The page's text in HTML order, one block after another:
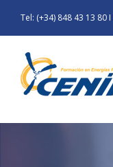
content
Tel: (+34) 848 43 13 80 I